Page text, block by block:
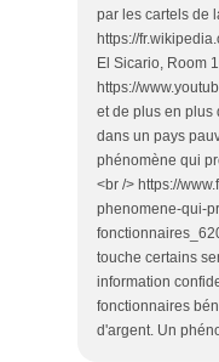
par les cartels de
https://
El Sicario, Room
https://
et de plus en plus
dans un pays
phénomène qui
<br /> https://
phenomene-qui-
touche certains
information
fonctionnaires
d'argent. Un